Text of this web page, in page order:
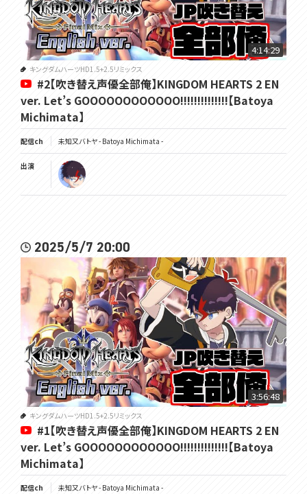
4:14:29
キングダムハーツHD1.5+2.5リミックス
#2【吹き替え声優全部俺】KINGDOM HEARTS 2 EN
ver. Let’s GOOOOOOOOOOOO!!!!!!!!!!!!!!【Batoya
Michimata】
配信ch 未知又バトヤ - Batoya Michimata -
出演
2025/5/7 20:00
3:56:48
キングダムハーツHD1.5+2.5リミックス
#1【吹き替え声優全部俺】KINGDOM HEARTS 2 EN
ver. Let’s GOOOOOOOOOOOO!!!!!!!!!!!!!!【Batoya
Michimata】
配信ch 未知又バトヤ - Batoya Michimata -